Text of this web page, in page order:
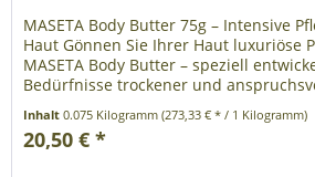
MASETA Body Butter 75g – Intensive
Haut Gönnen Sie Ihrer Haut luxuriöse
MASETA Body Butter – speziell
Bedürfnisse trockener und
Inhalt0.075 Kilogramm(273,33 € * / 1 Kilogramm)
20,50 € *